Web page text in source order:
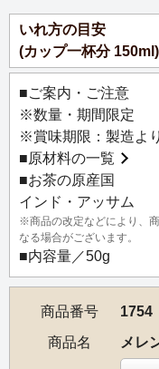
【お茶の説明】
アッサムでも香り高
ン茶園から届いた、
です。
なめらかな飲み口の
り、深い満足感を与
らではのオーソドッ
みいただきたい逸品で
【茶園情報】
開拓者であり起業家
茶園の場所がメレン
ォレストの中に位置
が付けられました。
いれ方の目安
(カップ一杯分 150ml)
■ご案内・ご注意
※数量・期間限定
※賞味期限：製造よ
■原材料の一覧
■お茶の原産国
インド・アッサム
※商品の改定などにより、
なる場合がございます。
■内容量／50g
商品番号
1754
商品名
メレ